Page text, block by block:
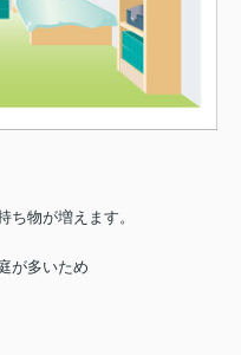
ち物が増えます。
が多いため